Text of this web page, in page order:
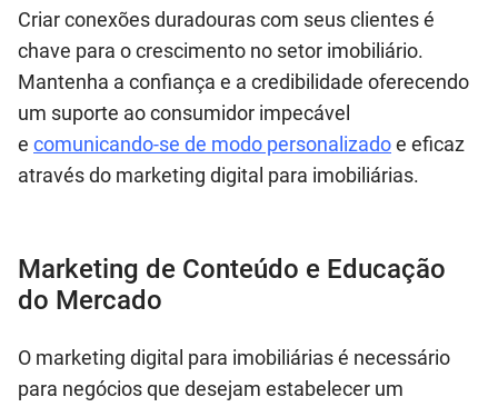
Criar conexões duradouras com seus clientes é
chave para o crescimento no setor imobiliário.
Mantenha a confiança e a credibilidade oferecendo
um suporte ao consumidor impecável
e comunicando-se de modo personalizadoe eficaz
através do marketing digital para imobiliárias.
Marketing de Conteúdo e Educação
do Mercado
O marketing digital para imobiliárias é necessário
para negócios que desejam estabelecer um